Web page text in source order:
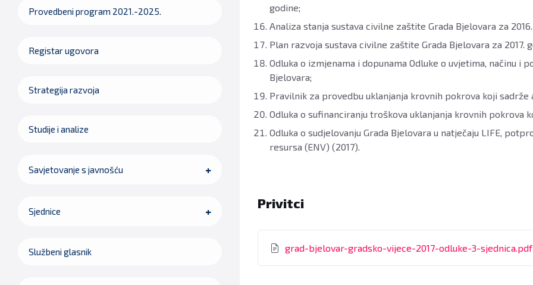
godine;
Analiza stanja sustava civilne zaštite Grada Bjelovara za
Plan razvoja sustava civilne zaštite Grada Bjelovara za 2017.
Odluka o izmjenama i dopunama Odluke o uvjetima, načinu i
Bjelovara;
Pravilnik za provedbu uklanjanja krovnih pokrova koji sadrže
Odluka o sufinanciranju troškova uklanjanja krovnih pokrova
Odluka o sudjelovanju Grada Bjelovara u natječaju LIFE,
resursa (ENV) (2017).
Privitci
grad-bjelovar-gradsko-vijece-2017-odluke-3-sjednica.pdf
Provedbeni program 2021.-2025.
Registar ugovora
Strategija razvoja
Studije i analize
Savjetovanje s javnošću
Sjednice
Službeni glasnik